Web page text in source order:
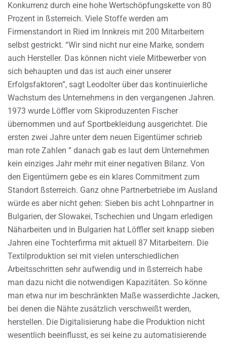
Konkurrenz durch eine hohe Wertschöpfungskette von 80
Prozent in ßsterreich. Viele Stoffe werden am
Firmenstandort in Ried im Innkreis mit 200 Mitarbeitern
selbst gestrickt. “Wir sind nicht nur eine Marke, sondern
auch Hersteller. Das können nicht viele Mitbewerber von
sich behaupten und das ist auch einer unserer
Erfolgsfaktoren”, sagt Leodolter über das kontinuierliche
Wachstum des Unternehmens in den vergangenen Jahren.
1973 wurde Löffler vom Skiproduzenten Fischer
übernommen und auf Sportbekleidung ausgerichtet. Die
ersten zwei Jahre unter dem neuen Eigentümer schrieb
man rote Zahlen ” danach gab es laut dem Unternehmen
kein einziges Jahr mehr mit einer negativen Bilanz. Von
den Eigentümern gebe es ein klares Commitment zum
Standort ßsterreich. Ganz ohne Partnerbetriebe im Ausland
würde es aber nicht gehen: Sieben bis acht Lohnpartner in
Bulgarien, der Slowakei, Tschechien und Ungarn erledigen
Näharbeiten und in Bulgarien hat Löffler seit knapp sieben
Jahren eine Tochterfirma mit aktuell 87 Mitarbeitern. Die
Textilproduktion sei mit vielen unterschiedlichen
Arbeitsschritten sehr aufwendig und in ßsterreich habe
man dazu nicht die notwendigen Kapazitäten. So könne
man etwa nur im beschränkten Maße wasserdichte Jacken,
bei denen die Nähte zusätzlich verschweißt werden,
herstellen. Die Digitalisierung habe die Produktion nicht
wesentlich beeinflusst, es sei keine zu automatisierende